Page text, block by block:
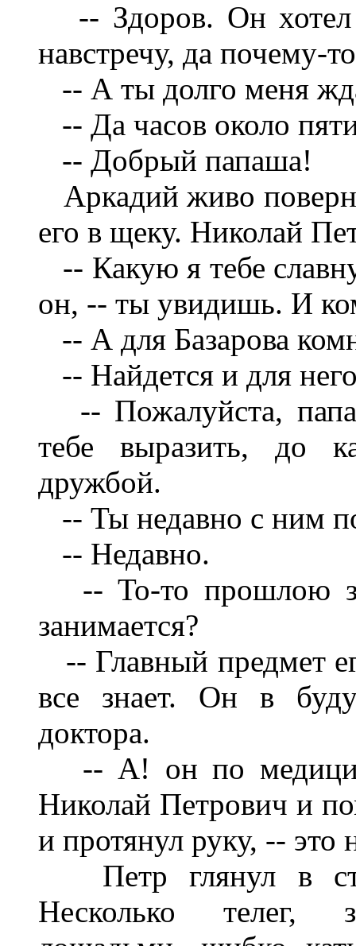
-- Здоров. Он хотел
навстречу, да почему-
-- А ты долго меня
-- Да часов около
-- Добрый папаша!
Аркадий живо
его в щеку. Николай
-- Какую я тебе
он, -- ты увидишь. И
-- А для Базарова
-- Найдется и для
-- Пожалуйста,
тебе выразить, до
дружбой.
-- Ты недавно с ним
-- Недавно.
-- То-то прошлою
занимается?
-- Главный предмет
все знает. Он в
доктора.
-- А! он по
Николай Петрович и
и протянул руку, --
Петр глянул в
Несколько телег,